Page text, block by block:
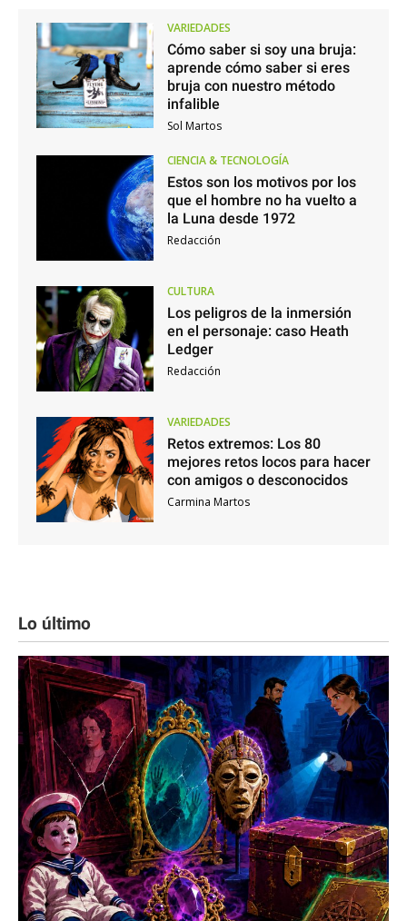
VARIEDADES
Cómo saber si soy una bruja:
aprende cómo saber si eres
bruja con nuestro método
infalible
Sol Martos
CIENCIA & TECNOLOGÍA
Estos son los motivos por los
que el hombre no ha vuelto a
la Luna desde 1972
Redacción
CULTURA
Los peligros de la inmersión
en el personaje: caso Heath
Ledger
Redacción
VARIEDADES
Retos extremos: Los 80
mejores retos locos para hacer
con amigos o desconocidos
Carmina Martos
Lo último